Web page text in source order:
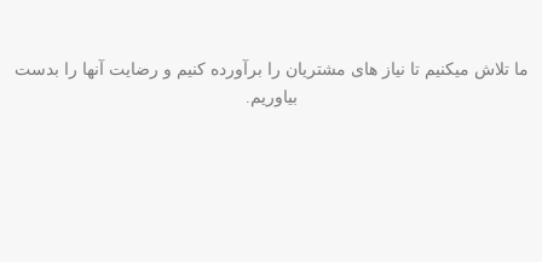
تلاش میکنیم تا نیاز های مشتریان را برآورده کنیم و رضایت آنها را بدست
بیاوریم.